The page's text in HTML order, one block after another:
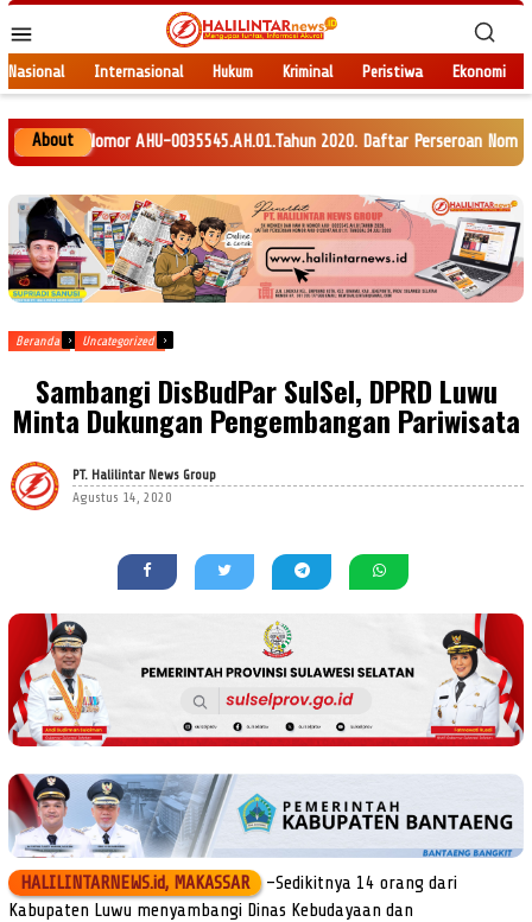
ke
kontenMobile
Nasional Internasional Hukum Kriminal Peristiwa Ekonomi
About
RI Nomor AHU-0035545.AH.01.Tahun 2020. Daftar Perseroan Nomor
Beranda Uncategorized
Sambangi DisBudPar SulSel, DPRD Luwu
Minta Dukungan Pengembangan Pariwisata
PT. Halilintar News Group
Agustus 14, 2020
HALILINTARNEWS.id, MAKASSAR –Sedikitnya 14 orang dari
Kabupaten Luwu menyambangi Dinas Kebudayaan dan